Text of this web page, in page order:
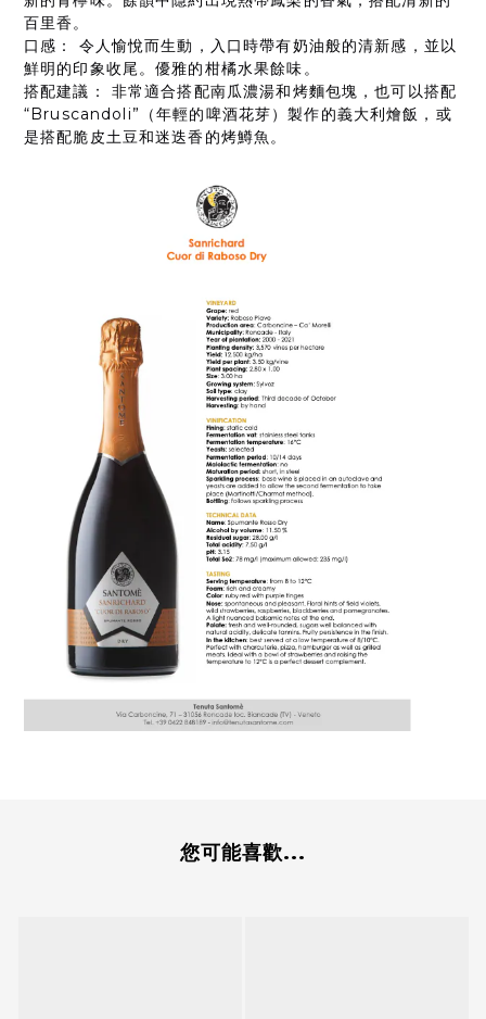
百里香。
口感： 令人愉悅而生動，入口時帶有奶油般的清新感，並以
鮮明的印象收尾。優雅的柑橘水果餘味。
搭配建議： 非常適合搭配南瓜濃湯和烤麵包塊，也可以搭配
“Bruscandoli”（年輕的啤酒花芽）製作的義大利燴飯，或
是搭配脆皮土豆和迷迭香的烤鱒魚。
您可能喜歡...